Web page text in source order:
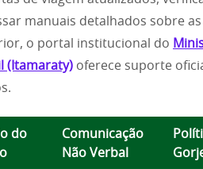
manuais detalhados sobre
o portal institucional do
(Itamaraty) oferece suporte
do
Comunicação
Não Verbal